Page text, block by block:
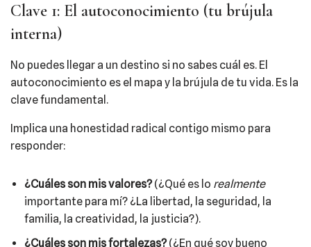
Clave 1: El autoconocimiento (tu brújula
interna)
No puedes llegar a un destino si no sabes cuál es. El
autoconocimiento es el mapa y la brújula de tu vida. Es la
clave fundamental.
Implica una honestidad radical contigo mismo para
responder:
¿Cuáles son mis valores?(¿Qué es lo realmente
importante para mí? ¿La libertad, la seguridad, la
familia, la creatividad, la justicia?).
¿Cuáles son mis fortalezas?(¿En qué soy bueno